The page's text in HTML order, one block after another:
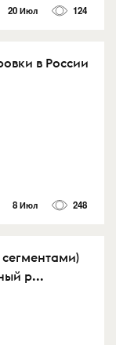
20 Июл 124
в России
8 Июл 248
р...